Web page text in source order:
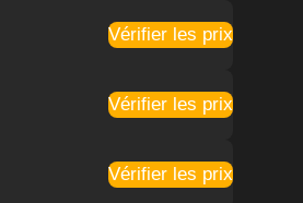
Vérifier les prix
Vérifier les prix
Vérifier les prix